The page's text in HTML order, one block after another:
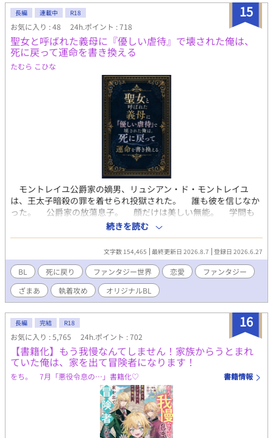
15
長編 連載中 R18
お気に入り : 48 24h.ポイント : 718
聖女と呼ばれた義母に『優しい虐待』で壊された俺は、
死に戻って運命を書き換える
たむら こひな
モントレイユ公爵家の嫡男、リュシアン・ド・モントレイユ
は、王太子暗殺の罪を着せられ投獄された。 誰も彼を信じなか
った。 公爵家の放蕩息子。 顔だけは美しい無能。 学問も
剣も魔法も身につけられない落ちこぼれ。 そう呼ばれ続けてき
た彼に味方はいなかった。 唯一信じていた義母マルグリットで
すら、最後には彼を見捨てる。 ――いや、違う。 王太子殺害
の真犯人を操っていた張本人こそ、聖女と称えられる義母だっ
た。 獄中でその事実を義母本人に知らされたリュシアンは、絶
望の中で息絶える。 だが次の瞬間、目を覚ますとそこは数年前
のモントレイユ公爵家だった。 死に戻った。 今度こそ冤罪を
回避し、生き延びる。 そのためには、義母の策略を暴かなけれ
ばならない。 そしてもう一人。 義母に利用され、王太子暗殺
の実行犯に仕立て上げられる森人の青年――ヴァル。 一度目の
人生では、結果的に自分を死へ追いやった男。 だが、その裏で
彼もまた義母の犠牲者だった。 破滅の未来を知るリュシアン
は、誰よりも早く彼を救い出そうとする。 無能と蔑まれた公爵
令息と、利用されるはずだった森人の青年。 ――今度こそ、誰
にも人生を奪わせない。 ※表紙はフリー素材を使用させていただ
続きを読む
文字数 154,465 最終更新日 2026.8.7 登録日 2026.6.27
BL 死に戻り ファンタジー世界 恋愛
ファンタジー
ざまあ
執着攻め オリジナルBL
16
長編 完結 R18
お気に入り : 5,765 24h.ポイント : 702
【書籍化】もう我慢なんてしません！家族からうとまれ
ていた俺は、家を出て冒険者になります！
をち。 7月「悪役令息の…」書籍化♡ 書籍情報